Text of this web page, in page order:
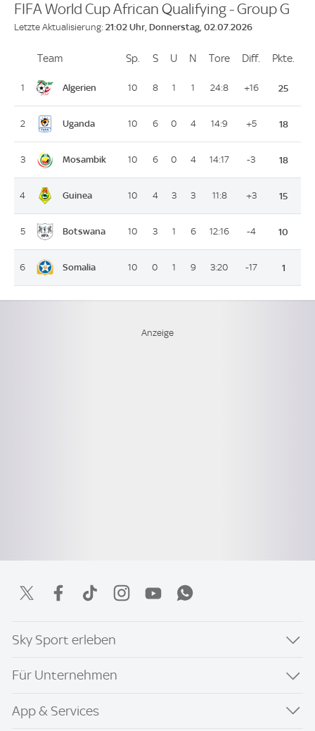
FIFA World Cup African Qualifying - Group G
Letzte Aktualisierung: 21:02 Uhr, Donnerstag, 02.07.2026
PlatzTeam Sp. Spiele
SSiege
U Unentschieden
N Niederlagen
Tore ToreDiff. Differenz
Pkte.
1 Algerien 10 8 1 1 24:8 +16 25
2 Uganda 10 6 0 4 14:9 +5 18
3 Mosambik 10 6 0 4 14:17 -3 18
4 Guinea 10 4 3 3 11:8 +3 15
5 Botswana 10 3 1 6 12:16 -4 10
6 Somalia 10 0 1 9 3:20 -17 1
Sky Sport erleben
Für Unternehmen
App & Services